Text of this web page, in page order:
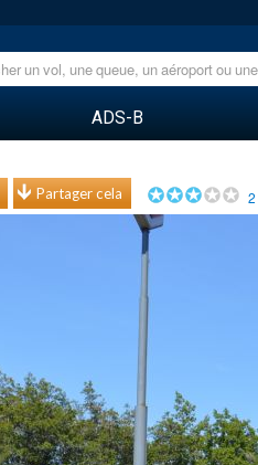
ADS-B
Partager cela 2